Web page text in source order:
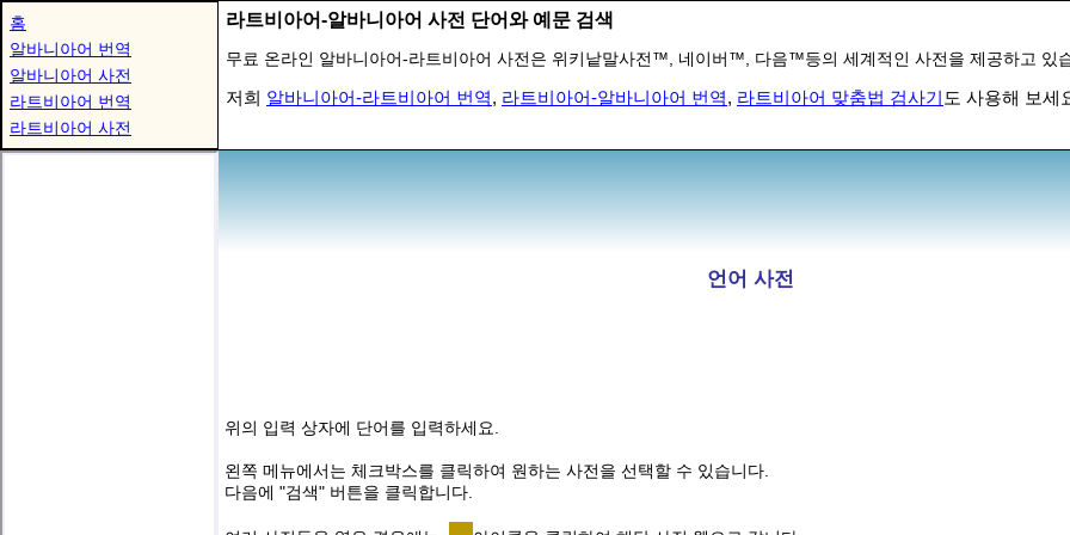
홈
알바니아어 번역
알바니아어 사전
라트비아어 번역
라트비아어 사전
라트비아어-알바니아어 사전 단어와 예문 검색
무료 온라인 알바니아어-라트비아어 사전은 위키낱말사전™, 네이버™, 다음™등의 세계적인 사전을 제공하고 있
저희 알바니아어-라트비아어 번역, 라트비아어-알바니아어 번역, 라트비아어 맞춤법 검사기 도 사용해 보세